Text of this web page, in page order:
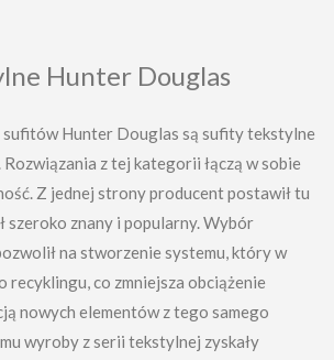
Hunter Douglas
Hunter Douglas są sufity tekstylne
z tej kategorii łączą w sobie
Z jednej strony producent postawił tu
szeroko znany i popularny. Wybór
na stworzenie systemu, który w
recyklingu, co zmniejsza obciążenie
nowych elementów z tego samego
wyroby z serii tekstylnej zyskały